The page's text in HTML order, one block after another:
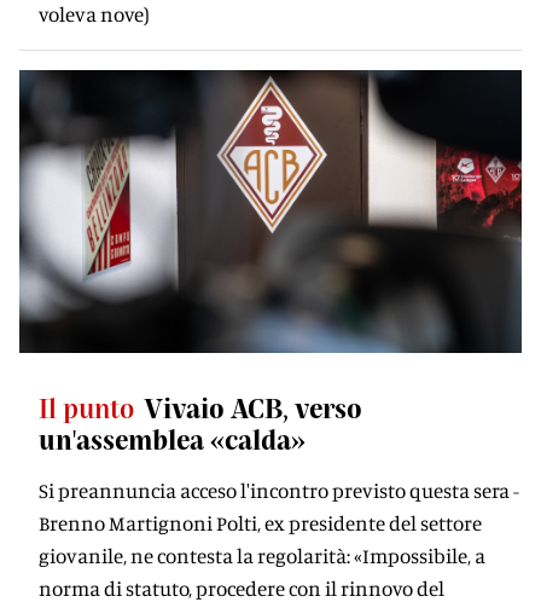
voleva nove)
Il punto Vivaio ACB, verso
un'assemblea «calda»
Si preannuncia acceso l'incontro previsto questa sera -
Brenno Martignoni Polti, ex presidente del settore
giovanile, ne contesta la regolarità: «Impossibile, a
norma di statuto, procedere con il rinnovo del